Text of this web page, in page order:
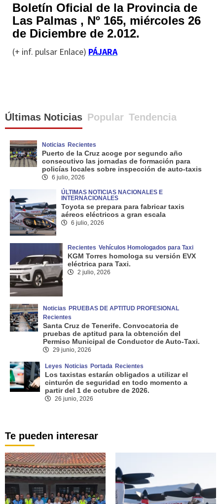
Boletín Oficial de la Provincia de
Las Palmas , Nº 165, miércoles 26
de Diciembre de 2.012.
(+ inf. pulsar Enlace) PÁJARA
Últimas Noticias Popular Tendencia
Noticias Recientes
Puerto de la Cruz acoge por segundo año
consecutivo las jornadas de formación para
policías locales sobre inspección de auto-taxis
6 julio, 2026
ÚLTIMAS NOTICIAS NACIONALES E
INTERNACIONALES
Toyota se prepara para fabricar taxis
aéreos eléctricos a gran escala
6 julio, 2026
Recientes Vehículos Homologados para Taxi
KGM Torres homologa su versión EVX
eléctrica para Taxi.
2 julio, 2026
Noticias PRUEBAS DE APTITUD PROFESIONAL
Recientes
Santa Cruz de Tenerife. Convocatoria de
pruebas de aptitud para la obtención del
Permiso Municipal de Conductor de Auto-Taxi.
29 junio, 2026
Leyes Noticias Portada Recientes
Los taxistas estarán obligados a utilizar el
cinturón de seguridad en todo momento a
partir del 1 de octubre de 2026.
26 junio, 2026
Te pueden interesar